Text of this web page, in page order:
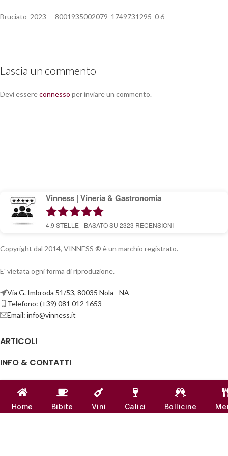
Bruciato_2023_-_8001935002079_1749731295_0 6
Lascia un commento
Devi essereconnesso per inviare un commento.
Vinness | Vineria & Gastronomia
4.9 STELLE - BASATO SU 2323 RECENSIONI
Copyright dal 2014, VINNESS ® è un marchio registrato.
E' vietata ogni forma di riproduzione.
Via G. Imbroda 51/53, 80035 Nola - NA
Telefono: (+39) 081 012 1653
Email: info@vinness.it
ARTICOLI
INFO & CONTATTI
LINK UTILI
CANALI SOCIAL
Home Bibite Vini Calici Bollicine